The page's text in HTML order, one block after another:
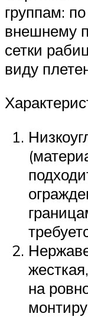
группам:
внешнему
сетки
виду
на